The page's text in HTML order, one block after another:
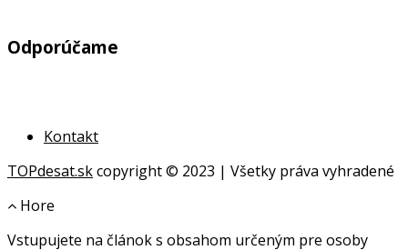
Odporúčame
Kontakt
TOPdesat.skcopyright © 2023 | Všetky práva vyhradené
Hore
Vstupujete na článok s obsahom určeným pre osoby